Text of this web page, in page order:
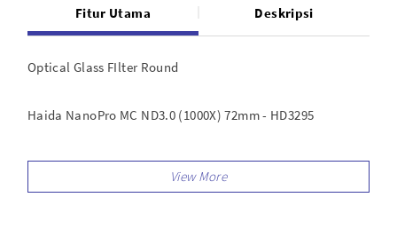
Fitur Utama Deskripsi
Optical Glass FIlter Round
Haida NanoPro MC ND3.0 (1000X) 72mm - HD3295
Ukuran filter Diameter 72mm